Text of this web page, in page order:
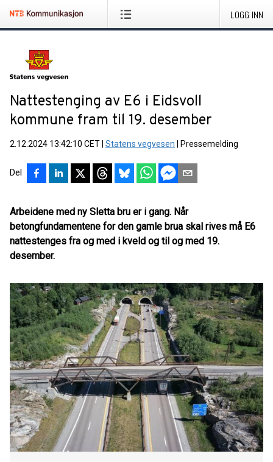
LOGG INN
Nattestenging av E6 i Eidsvoll
kommune fram til 19. desember
2.12.2024 13:42:10 CET Statens vegvesen Pressemelding
Del
Arbeidene med ny Sletta bru er i gang. Når
betongfundamentene for den gamle brua skal rives må E6
nattestenges fra og med i kveld og til og med 19.
desember.